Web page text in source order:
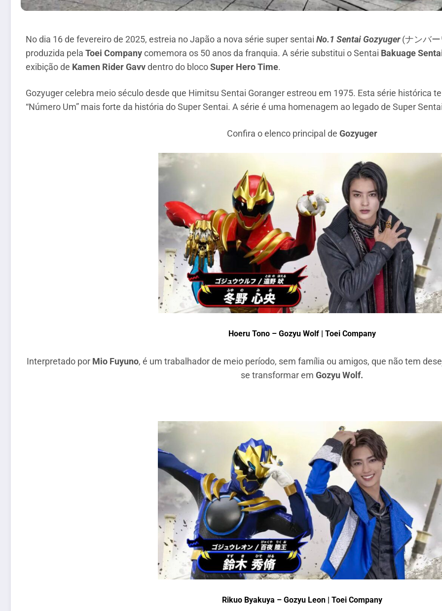
No dia 16 de fevereiro de 2025, estreia no Japão a nova série super sentai No.1 Sentai Gozyuger(ナンバー
produzida pela Toei Companycomemora os 50 anos da franquia. A série substitui o Sentai Bakuage
exibição de Kamen Rider Gavvdentro do blocoSuper Hero Time.
Gozyuger celebra meio século desde que Himitsu Sentai Goranger estreou em 1975. Esta série histórica
“Número Um” mais forte da história do Super Sentai. A série é uma homenagem ao legado de Super
Confira o elenco principal de Gozyuger
Hoeru Tono – Gozyu Wolf | Toei Company
Interpretado por Mio Fuyuno, é um trabalhador de meio período, sem família ou amigos, que não tem
se transformar em Gozyu Wolf.
Rikuo Byakuya – Gozyu Leon | Toei Company